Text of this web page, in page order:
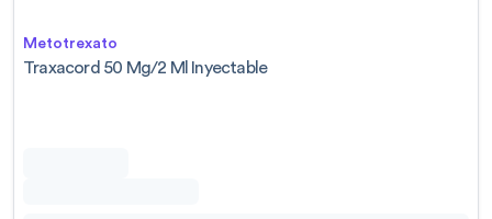
Metotrexato
Traxacord 50 Mg/2 Ml Inyectable